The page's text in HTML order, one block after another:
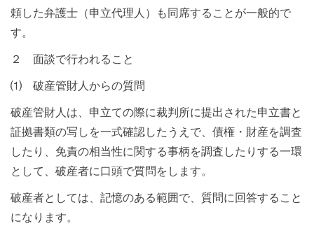
頼した弁護士（申立代理人）も同席することが一般的で
す。
２ 面談で行われること
⑴ 破産管財人からの質問
破産管財人は、申立ての際に裁判所に提出された申立書と
証拠書類の写しを一式確認したうえで、債権・財産を調査
したり、免責の相当性に関する事柄を調査したりする一環
として、破産者に口頭で質問をします。
破産者としては、記憶のある範囲で、質問に回答すること
になります。